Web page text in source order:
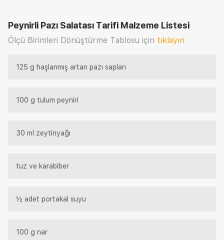
Peynirli Pazı Salatası Tarifi Malzeme Listesi
Ölçü Birimleri Dönüştürme Tablosu için tıklayın
125 g haşlanmış artan pazı sapları
100 g tulum peyniri
30 ml zeytinyağı
tuz ve karabiber
½ adet portakal suyu
100 g nar